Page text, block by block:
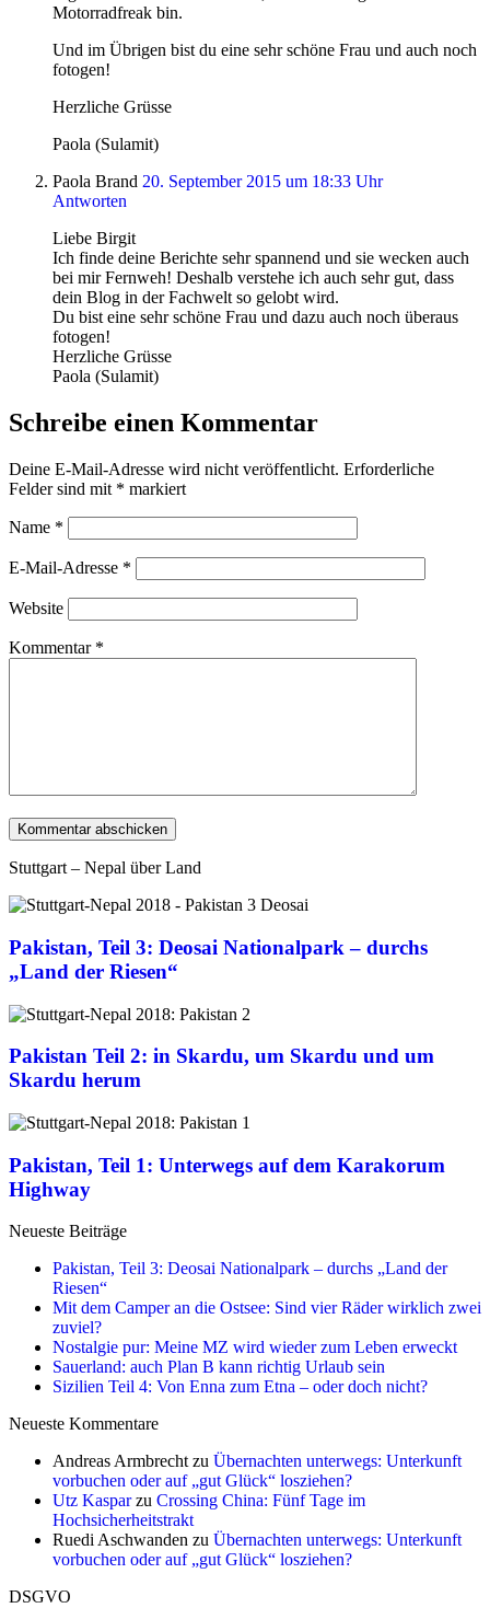
Motorradfreak bin.
Und im Übrigen bist du eine sehr schöne Frau und auch noch
fotogen!
Herzliche Grüsse
Paola (Sulamit)
Paola Brand 20. September 2015 um 18:33 Uhr
Antworten
Liebe Birgit
Ich finde deine Berichte sehr spannend und sie wecken auch
bei mir Fernweh! Deshalb verstehe ich auch sehr gut, dass
dein Blog in der Fachwelt so gelobt wird.
Du bist eine sehr schöne Frau und dazu auch noch überaus
fotogen!
Herzliche Grüsse
Paola (Sulamit)
Schreibe einen Kommentar
Deine E-Mail-Adresse wird nicht veröffentlicht. Erforderliche
Felder sind mit * markiert
Name *
E-Mail-Adresse *
Website
Kommentar *
Stuttgart – Nepal über Land
Pakistan, Teil 3: Deosai Nationalpark – durchs
„Land der Riesen“
Pakistan Teil 2: in Skardu, um Skardu und um
Skardu herum
Pakistan, Teil 1: Unterwegs auf dem Karakorum
Highway
Neueste Beiträge
Pakistan, Teil 3: Deosai Nationalpark – durchs „Land der
Riesen“
Mit dem Camper an die Ostsee: Sind vier Räder wirklich zwei
zuviel?
Nostalgie pur: Meine MZ wird wieder zum Leben erweckt
Sauerland: auch Plan B kann richtig Urlaub sein
Sizilien Teil 4: Von Enna zum Etna – oder doch nicht?
Neueste Kommentare
Andreas Armbrechtzu Übernachten unterwegs: Unterkunft
vorbuchen oder auf „gut Glück“ losziehen?
Utz Kasparzu Crossing China: Fünf Tage im
Hochsicherheitstrakt
Ruedi Aschwanden zu Übernachten unterwegs: Unterkunft
vorbuchen oder auf „gut Glück“ losziehen?
DSGVO